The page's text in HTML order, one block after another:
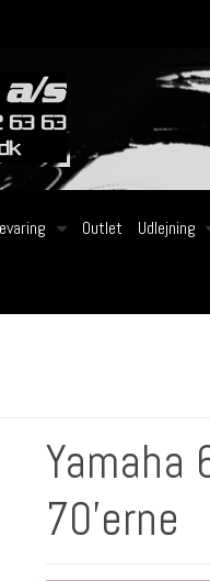
Outlet
Udlejning
70'erne